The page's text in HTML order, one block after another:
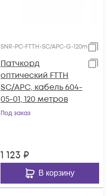
SNR-PC-FTTH-SC/APC-G-120m
Патчкорд
оптический FTTH
SC/APC, кабель 604-
05-01, 120 метров
Под заказ
1 123 ₽
В корзину